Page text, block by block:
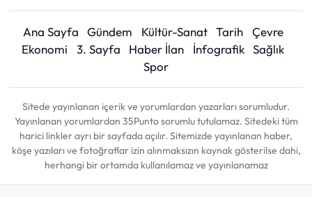
Ana Sayfa Gündem Kültür-Sanat Tarih
Çevre
Ekonomi
3. Sayfa Haber İlan İnfografik Sağlık
Spor
Sitede yayınlanan içerik ve yorumlardan yazarları sorumludur.
Yayınlanan yorumlardan 35Punto sorumlu tutulamaz. Sitedeki tüm
harici linkler ayrı bir sayfada açılır. Sitemizde yayınlanan haber,
köşe yazıları ve fotoğraflar izin alınmaksızın kaynak gösterilse dahi,
herhangi bir ortamda kullanılamaz ve yayınlanamaz